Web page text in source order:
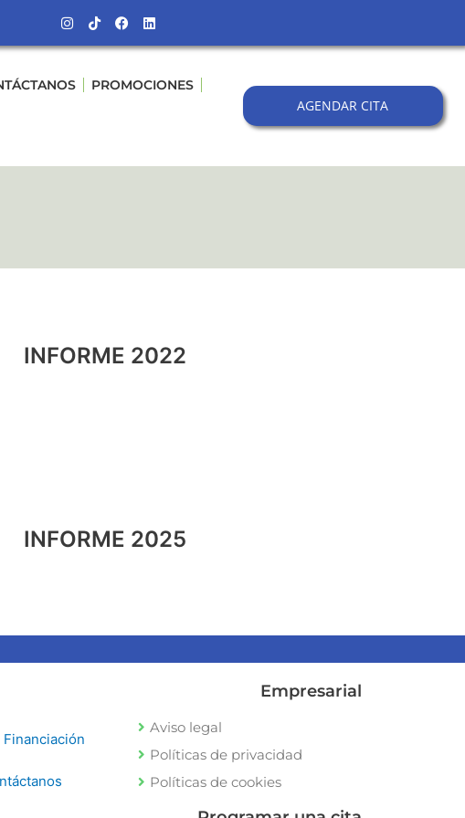
Instagram
TiktokFacebook
Linkedin
PROMOCIONES
AGENDAR CITA
INFORME 2022
INFORME 2025
Financiación
Empresarial
Aviso legal
Políticas de privacidad
Políticas de cookies